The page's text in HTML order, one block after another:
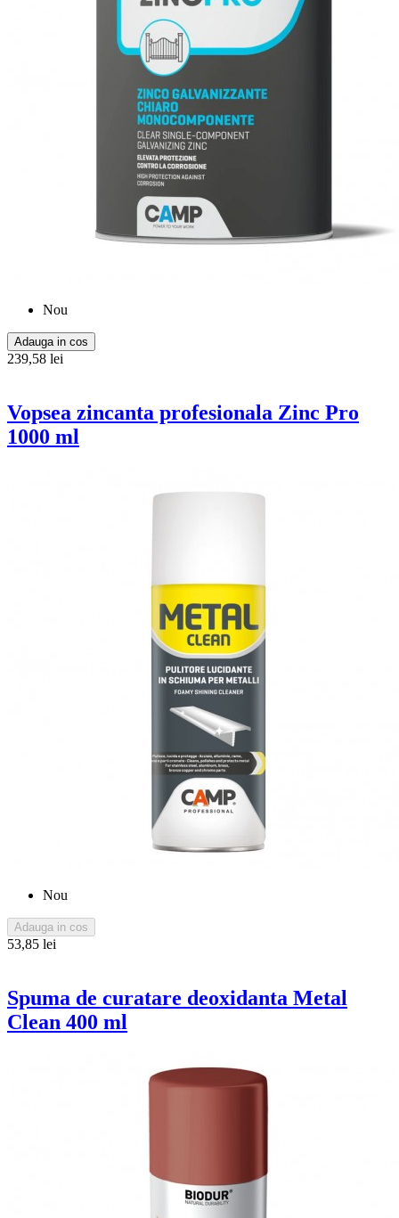
Nou
Adauga in cos
239,58 lei
Vopsea zincanta profesionala Zinc Pro
1000 ml
Nou
Adauga in cos
53,85 lei
Spuma de curatare deoxidanta Metal
Clean 400 ml